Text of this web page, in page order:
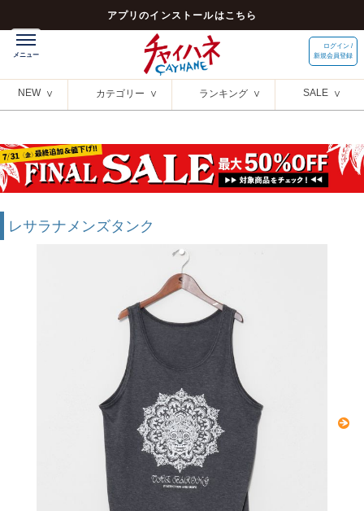
アプリのインストールはこちら
ログイン /
新規会員登録
NEW カテゴリー ランキング SALE
レサラナメンズタンク